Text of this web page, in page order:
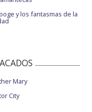
y los fantasmas de la
Mary
City